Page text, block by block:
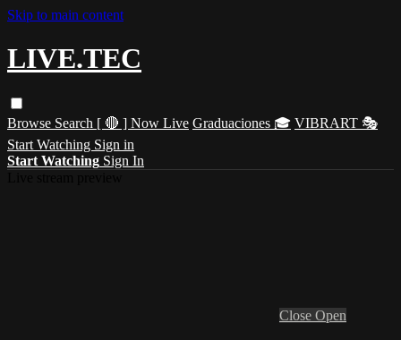
Skip to main content
LIVE.TEC
Browse Search [ 🔴 ] Now Live Graduaciones 🎓 VIBRART 🎭
Start Watching Sign in
Start Watching Sign In
Close Open